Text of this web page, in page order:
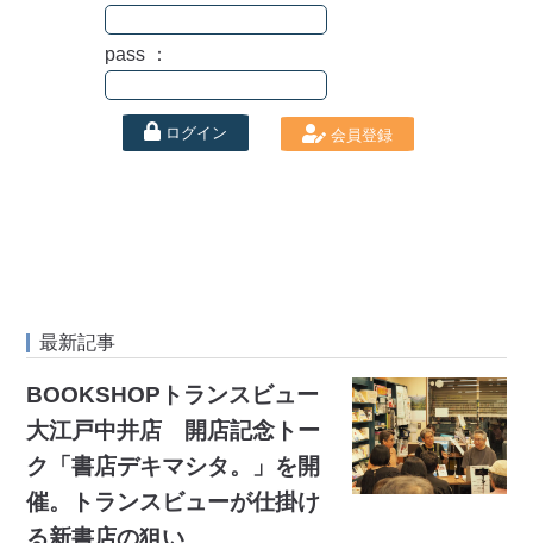
pass ：
ログイン 会員登録
最新記事
BOOKSHOPトランスビュー
大江戸中井店 開店記念トー
ク「書店デキマシタ。」を開
催。トランスビューが仕掛け
る新書店の狙い